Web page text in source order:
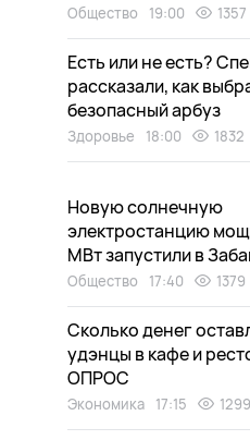
Общество 19:00 1357
Есть или не есть?
рассказали, как
безопасный арбуз
Здоровье 18:00 1832
Новую солнечную
электростанцию
МВт запустили в
Общество 17:40 1379
Сколько денег
удэнцы в кафе и
ОПРОС
Экономика 17:15 1299